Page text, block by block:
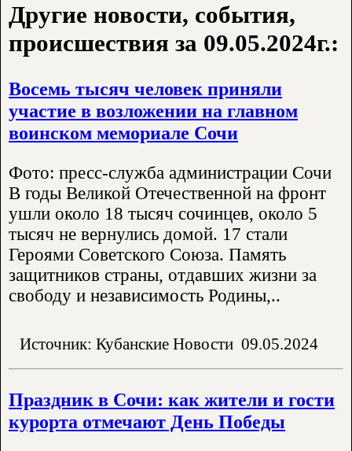
Другие новости, события,
происшествия за 09.05.2024г.:
Восемь тысяч человек приняли
участие в возложении на главном
воинском мемориале Сочи
Фото: пресс-служба администрации Сочи
В годы Великой Отечественной на фронт
ушли около 18 тысяч сочинцев, около 5
тысяч не вернулись домой. 17 стали
Героями Советского Союза. Память
защитников страны, отдавших жизни за
свободу и независимость Родины,..
Источник: Кубанские Новости 09.05.2024
Праздник в Сочи: как жители и гости
курорта отмечают День Победы